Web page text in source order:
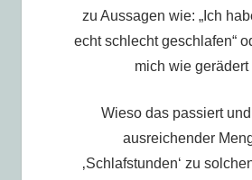
zu Aussagen wie: „Ich
echt schlecht geschlafen“
mich wie
Wieso das passiert
ausreichender
‚Schlafstunden‘ zu